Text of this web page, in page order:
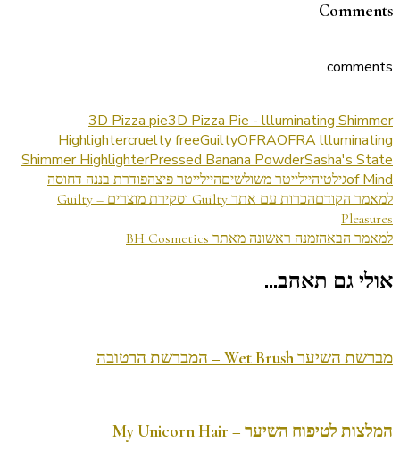
Comments
comments
3D Pizza pie3D Pizza Pie - llluminating Shimmer
Highlightercruelty freeGuiltyOFRAOFRA llluminating
Shimmer HighlighterPressed Banana PowderSasha's State
of Mindגילטיהיילייטר משולשיםהיילייטר פיצהפודרת בננה דחוסה
ניווט
בפוסטים
למאמר הקודם
הכרות עם אתר Guilty וסקירת מוצרים – Guilty
Pleasures
למאמר הבאהזמנה ראשונה מאתר BH Cosmetics
אולי גם תאהב...
מברשת השיער Wet Brush – המברשת הרטובה
המלצות לטיפוח השיער – My Unicorn Hair